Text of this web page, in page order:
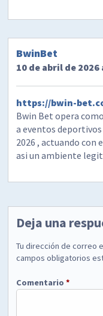
BwinBet
10 de abril de 2026
https://bwin-
Bwin Bet opera
a eventos
2026 , actuando con
asi un ambiente
Deja una
Tu dirección de correo
campos obligatorios
Comentario*